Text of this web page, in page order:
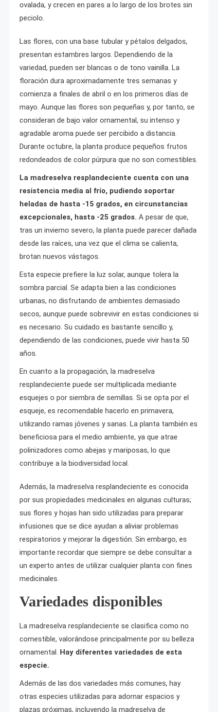
ovalada, y crecen en pares a lo largo de los brotes sin
peciolo.
Las flores, con una base tubular y pétalos delgados,
presentan estambres largos. Dependiendo de la
variedad, pueden ser blancas o de tono vainilla. La
floración dura aproximadamente tres semanas y
comienza a finales de abril o en los primeros días de
mayo. Aunque las flores son pequeñas y, por tanto, se
consideran de bajo valor ornamental, su intenso y
agradable aroma puede ser percibido a distancia.
Durante octubre, la planta produce pequeños frutos
redondeados de color púrpura que no son comestibles.
La madreselva resplandeciente cuenta con una
resistencia media al frío, pudiendo soportar
heladas de hasta -15 grados, en circunstancias
excepcionales, hasta -25 grados. A pesar de que,
tras un invierno severo, la planta puede parecer dañada
desde las raíces, una vez que el clima se calienta,
brotan nuevos vástagos.
Esta especie prefiere la luz solar, aunque tolera la
sombra parcial. Se adapta bien a las condiciones
urbanas, no disfrutando de ambientes demasiado
secos, aunque puede sobrevivir en estas condiciones si
es necesario. Su cuidado es bastante sencillo y,
dependiendo de las condiciones, puede vivir hasta 50
años.
En cuanto a la propagación, la madreselva
resplandeciente puede ser multiplicada mediante
esquejes o por siembra de semillas. Si se opta por el
esqueje, es recomendable hacerlo en primavera,
utilizando ramas jóvenes y sanas. La planta también es
beneficiosa para el medio ambiente, ya que atrae
polinizadores como abejas y mariposas, lo que
contribuye a la biodiversidad local.
Además, la madreselva resplandeciente es conocida
por sus propiedades medicinales en algunas culturas;
sus flores y hojas han sido utilizadas para preparar
infusiones que se dice ayudan a aliviar problemas
respiratorios y mejorar la digestión. Sin embargo, es
importante recordar que siempre se debe consultar a
un experto antes de utilizar cualquier planta con fines
medicinales.
Variedades disponibles
La madreselva resplandeciente se clasifica como no
comestible, valorándose principalmente por su belleza
ornamental. Hay diferentes variedades de esta
especie.
Además de las dos variedades más comunes, hay
otras especies utilizadas para adornar espacios y
plazas próximas, incluyendo la madreselva de